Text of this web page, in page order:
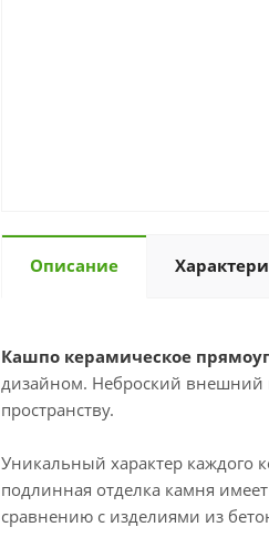
Описание
Кашпо керамическое
дизайном. Неброский внешний
пространству.
Уникальный характер каждого
подлинная отделка камня
сравнению с изделиями из